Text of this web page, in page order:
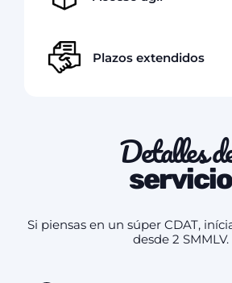
Plazos extendidos
Detalles
servicio
Si piensas en un súper CDAT,
desde 2 SMMLV.